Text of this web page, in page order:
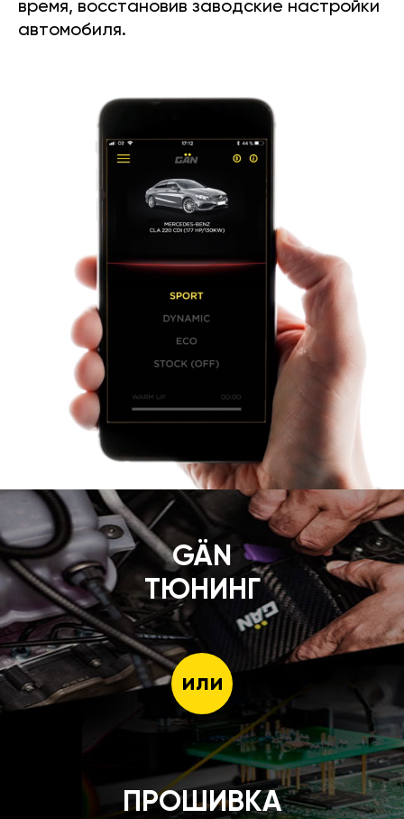
время, восстановив заводские настройки
автомобиля.
GÄN
ТЮНИНГ
или
ПРОШИВКА